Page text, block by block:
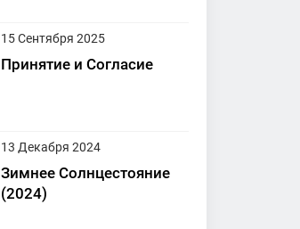
15 Сентября 2025
Принятие и Согласие
13 Декабря 2024
Зимнее Солнцестояние
(2024)